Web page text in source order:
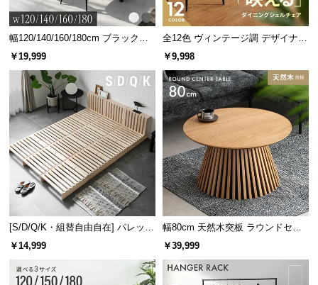
幅120/140/160/180cm ブラックフ
レーム ダイニング 大理石調 4人掛
￥19,999
全12色 ヴィンテージ調 デザイナー
ズシェルチェア
￥9,998
[S/D/Q/K・組替自由自在] パレット
ベッド 8/12/16枚セット
￥14,999
幅80cm 天然木突板 ラウンドセン
ターテーブル 美しい格子デザイン
￥39,999